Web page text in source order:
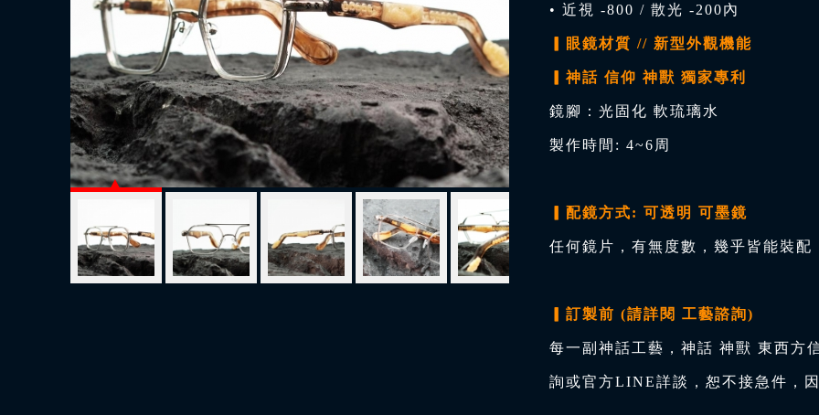
• 近視 -800 / 散光 -200內
▎眼鏡材質 // 新型外觀機能
▎神話 信仰 神獸 獨家專利
鏡腳：光固化 軟琉璃水
製作時間: 4~6周
▎配鏡方式: 可透明 可墨鏡
任何鏡片，有無度數，幾乎皆能裝
▎訂製前 (請詳閱 工藝諮詢)
每一副神話工藝，神話 神獸 東西方
詢或官方LINE詳談，恕不接急件，